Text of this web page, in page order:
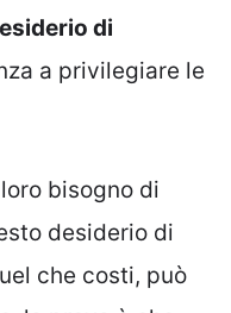
di
a privilegiare le
bisogno di
desiderio di
che costi, può